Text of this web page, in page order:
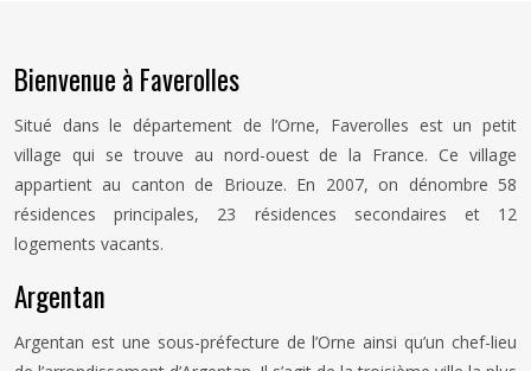
Bienvenue à Faverolles
Situé dans le département de l’Orne, Faverolles est un petit
village qui se trouve au nord-ouest de la France. Ce village
appartient au canton de Briouze. En 2007, on dénombre 58
résidences principales, 23 résidences secondaires et 12
logements vacants.
Argentan
Argentan est une sous-préfecture de l’Orne ainsi qu’un chef-lieu